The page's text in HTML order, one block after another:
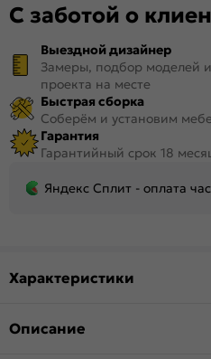
С заботой о
Выездной дизайнер
Замеры, подбор моделей
проекта на месте
Быстрая сборка
Соберём и установим
Гарантия
Гарантийный срок 18
Яндекс Сплит - оплата
Характеристики
Описание